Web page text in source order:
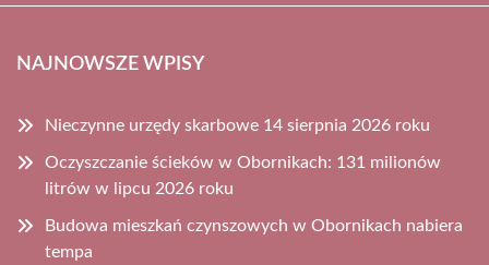
NAJNOWSZE WPISY
Nieczynne urzędy skarbowe 14 sierpnia 2026 roku
Oczyszczanie ścieków w Obornikach: 131 milionów
litrów w lipcu 2026 roku
Budowa mieszkań czynszowych w Obornikach nabiera
tempa